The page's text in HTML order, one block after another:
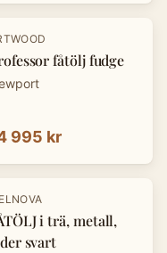
fåtölj fudge
995 kr
%
i trä, metall,
svart